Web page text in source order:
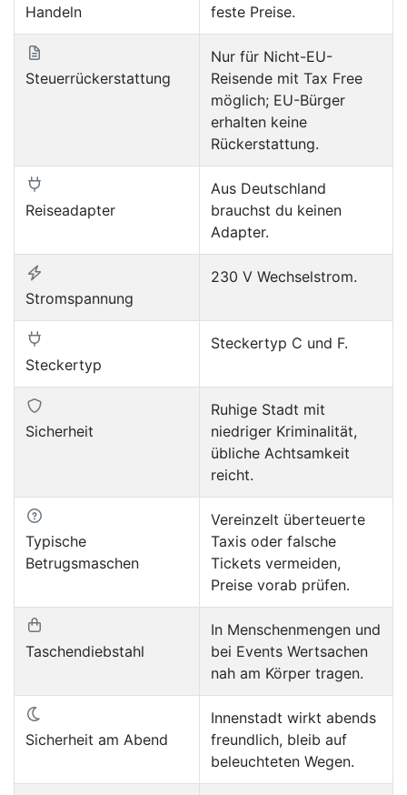
Handeln
feste Preise.
Steuerrückerstattung
Nur für Nicht-EU-
Reisende mit Tax Free
möglich; EU-Bürger
erhalten keine
Rückerstattung.
Reiseadapter
Aus Deutschland
brauchst du keinen
Adapter.
Stromspannung
230 V Wechselstrom.
Steckertyp
Steckertyp C und F.
Sicherheit
Ruhige Stadt mit
niedriger Kriminalität,
übliche Achtsamkeit
reicht.
Typische
Betrugsmaschen
Vereinzelt überteuerte
Taxis oder falsche
Tickets vermeiden,
Preise vorab prüfen.
Taschendiebstahl
In Menschenmengen und
bei Events Wertsachen
nah am Körper tragen.
Sicherheit am Abend
Innenstadt wirkt abends
freundlich, bleib auf
beleuchteten Wegen.